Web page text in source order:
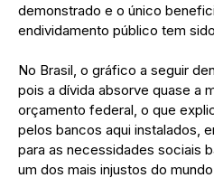
demonstrado e o único
endividamento público tem
No Brasil, o gráfico a seguir
pois a dívida absorve quase a
orçamento federal, o que
pelos bancos aqui instalados,
para as necessidades sociais
um dos mais injustos do